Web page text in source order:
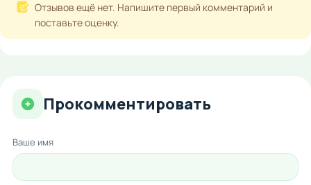
Отзывов ещё нет. Напишите первый комментарий и
поставьте оценку.
Прокомментировать
Ваше имя